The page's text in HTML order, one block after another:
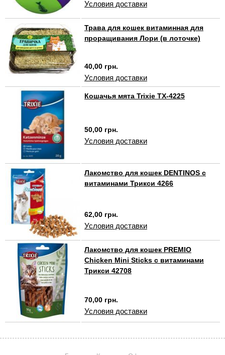
Условия доставки
Травa для кошек витаминная для
проращивания Лори (в лоточке)
40,00 грн.
Условия доставки
Кошачья мята Trixie TX-4225
50,00 грн.
Условия доставки
Лакомство для кошек DENTINOS с
витаминами Трикси 4266
62,00 грн.
Условия доставки
Лакомство для кошек PREMIO
Chicken Mini Sticks с витаминами
Трикси 42708
70,00 грн.
Условия доставки